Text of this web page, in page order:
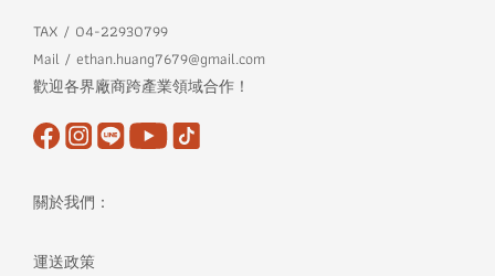
TAX / 04-22930799
Mail / ethan.huang7679@gmail.com
歡迎各界廠商跨產業領域合作！
關於我們：
運送政策